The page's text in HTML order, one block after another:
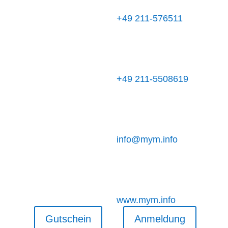
+49 211-576511
+49 211-5508619
info@mym.info
www.mym.info
Gutschein Anmeldung